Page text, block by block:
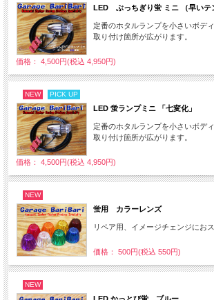
LED ぶっちぎり蛍 ミニ （早いテ
定番のホタルランプを小さいボデ
取り付け箇所が広がります。
価格： 4,500円(税込 4,950円)
NEW PICK UP
LED 蛍ランプミニ 「七変化」
定番のホタルランプを小さいボデ
取り付け箇所が広がります。
価格： 4,500円(税込 4,950円)
NEW
蛍用 カラーレンズ
リペア用、イメージチェンジにお
価格： 500円(税込 550円)
NEW